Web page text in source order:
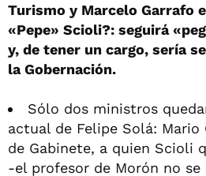
Turismo y Marcelo Garrafo
«Pepe» Scioli?: seguirá
y, de tener un cargo, sería
la Gobernación.
Sólo dos ministros
actual de Felipe Solá:
de Gabinete, a quien Scioli
-el profesor de Morón no se